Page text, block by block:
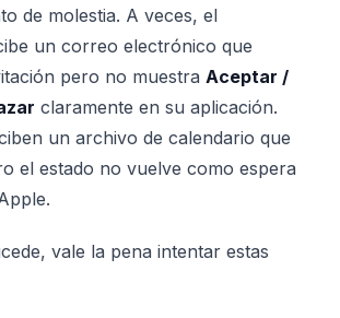
de molestia. A veces, el
un correo electrónico que
pero no muestra Aceptar /
claramente en su aplicación.
un archivo de calendario que
el estado no vuelve como espera
vale la pena intentar estas